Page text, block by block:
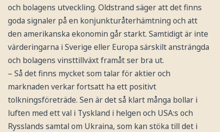
och bolagens utveckling. Oldstrand säger att det finns
goda signaler på en konjunkturåterhämtning och att
den amerikanska ekonomin går starkt. Samtidigt är inte
värderingarna i Sverige eller Europa särskilt ansträngda
och bolagens vinsttillväxt framåt ser bra ut.
– Så det finns mycket som talar för aktier och
marknaden verkar fortsatt ha ett positivt
tolkningsföreträde. Sen är det så klart många bollar i
luften med ett val i Tyskland i helgen och USA:s och
Rysslands samtal om Ukraina, som kan stöka till det i